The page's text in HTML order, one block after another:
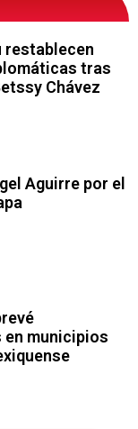
restablecen
tras
Chávez
Aguirre por el
en municipios